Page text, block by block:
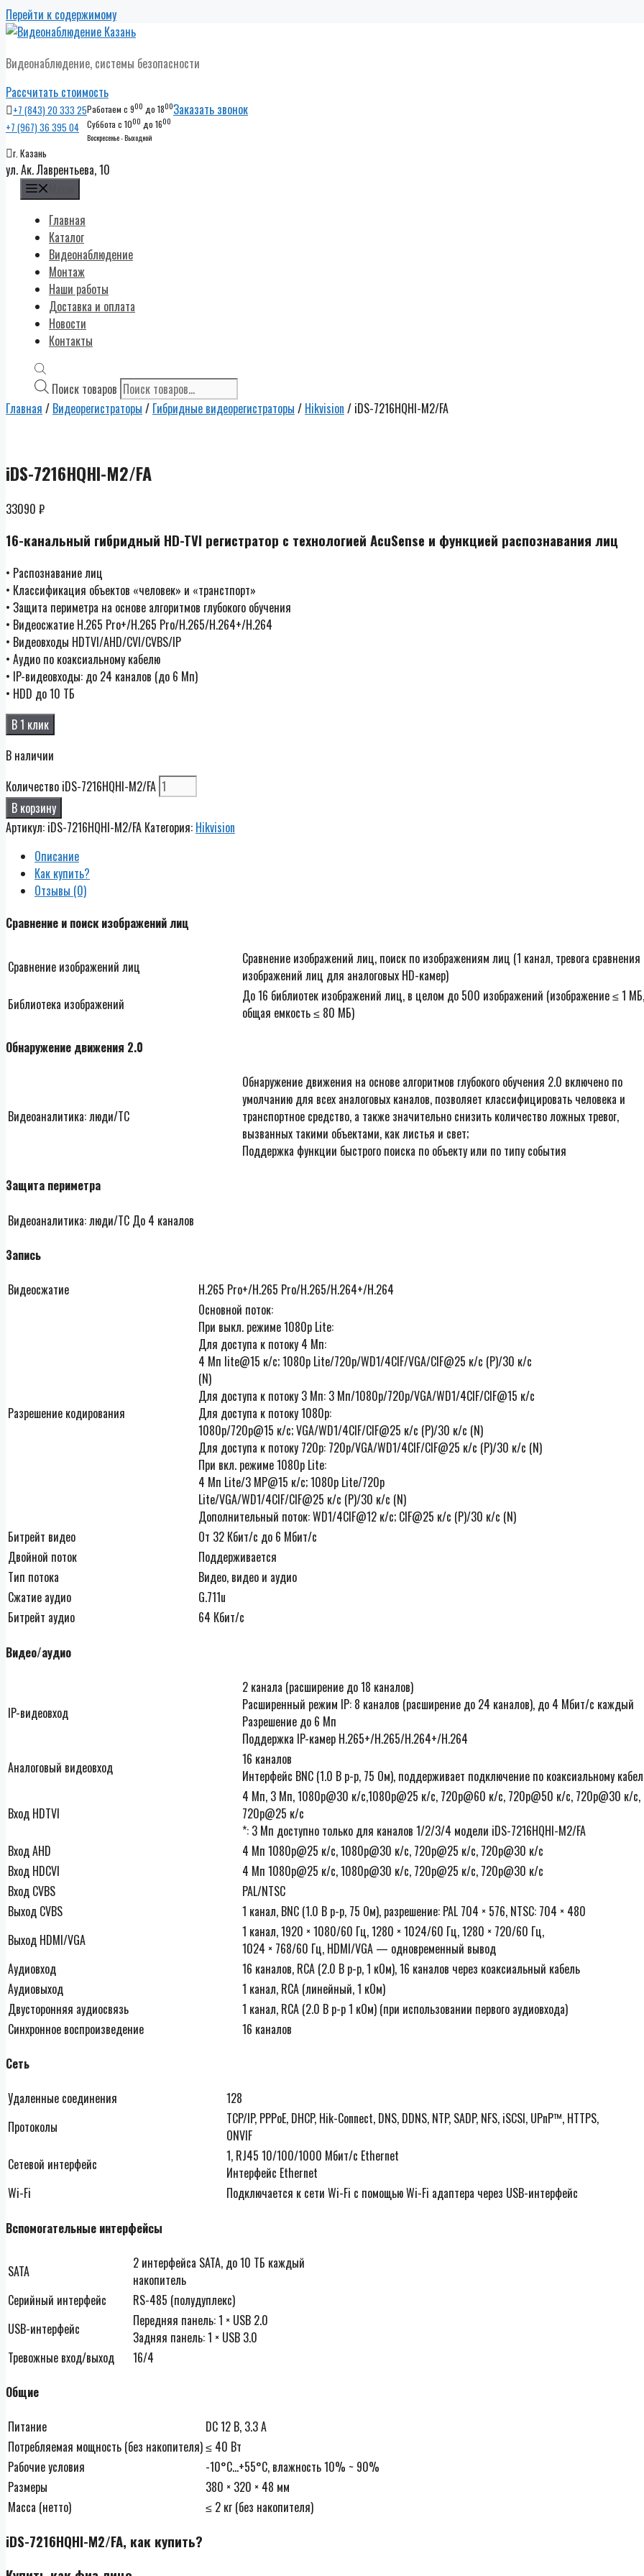
Перейти к содержимому
Видеонаблюдение, системы безопасности
Рассчитать стоимость
+7 (843) 20 333 25
+7 (967) 36 395 04
Работаем с 900 до 1800
Суббота с 1000 до 1600
Воскресенье - Выходной
Заказать звонок
г. Казань
ул. Ак. Лаврентьева, 10
Главная
Каталог
Видеонаблюдение
Монтаж
Наши работы
Доставка и оплата
Новости
Контакты
Поиск товаров
Главная / Видеорегистраторы / Гибридные видеорегистраторы / Hikvision / iDS-7216HQHI-M2/FA
iDS-7216HQHI-M2/FA
33090 ₽
16-канальный гибридный HD-TVI регистратор с технологией AcuSense и функцией распознавания лиц
• Распознавание лиц
• Классификация объектов «человек» и «транстпорт»
• Защита периметра на основе алгоритмов глубокого обучения
• Видеосжатие H.265 Pro+/H.265 Pro/H.265/H.264+/H.264
• Видеовходы HDTVI/AHD/CVI/CVBS/IP
• Аудио по коаксиальному кабелю
• IP-видеовходы: до 24 каналов (до 6 Мп)
• HDD до 10 TБ
В 1 клик
В наличии
Количество iDS-7216HQHI-M2/FA
В корзину
Артикул: iDS-7216HQHI-M2/FA Категория: Hikvision
Описание
Как купить?
Отзывы (0)
Сравнение и поиск изображений лиц
Cравнение изображений лиц
Сравнение изображений лиц, поиск по изображениям лиц (1 канал, тревога сравнения
изображений лиц для аналоговых HD-камер)
Библиотека изображений
До 16 библиотек изображений лиц, в целом до 500 изображений (изображение ≤ 1 MБ,
общая емкость ≤ 80 МБ)
Обнаружение движения 2.0
Видеоаналитика: люди/ТС
Обнаружение движения на основе алгоритмов глубокого обучения 2.0 включено по
умолчанию для всех аналоговых каналов, позволяет классифицировать человека и
транспортное средство, а также значительно снизить количество ложных тревог,
вызванных такими объектами, как листья и свет;
Поддержка функции быстрого поиска по объекту или по типу события
Защита периметра
Видеоаналитика: люди/ТС До 4 каналов
Запись
Видеосжатие H.265 Pro+/H.265 Pro/H.265/H.264+/H.264
Разрешение кодирования
Основной поток:
При выкл. режиме 1080p Lite:
Для доступа к потоку 4 Мп:
4 Мп lite@15 к/с; 1080p Lite/720p/WD1/4CIF/VGA/CIF@25 к/с (P)/30 к/с
(N)
Для доступа к потоку 3 Мп: 3 Мп/1080p/720p/VGA/WD1/4CIF/CIF@15 к/с
Для доступа к потоку 1080p:
1080p/720p@15 к/с; VGA/WD1/4CIF/CIF@25 к/с (P)/30 к/с (N)
Для доступа к потоку 720p: 720p/VGA/WD1/4CIF/CIF@25 к/с (P)/30 к/с (N)
При вкл. режиме 1080p Lite:
4 Мп Lite/3 MP@15 к/с; 1080p Lite/720p
Lite/VGA/WD1/4CIF/CIF@25 к/с (P)/30 к/с (N)
Дополнительный поток: WD1/4CIF@12 к/с; CIF@25 к/с (P)/30 к/с (N)
Битрейт видео
От 32 Кбит/с до 6 Мбит/с
Двойной поток
Поддерживается
Тип потока
Видео, видео и аудио
Сжатие аудио
G.711u
Битрейт аудио
64 Кбит/с
Видео/аудио
IP-видеовход
2 канала (расширение до 18 каналов)
Расширенный режим IP: 8 каналов (расширение до 24 каналов), до 4 Мбит/с каждый
Разрешение до 6 Mп
Поддержка IP-камер H.265+/H.265/H.264+/H.264
Аналоговый видеовход
16 каналов
Интерфейс BNC (1.0 В p-p, 75 Ом), поддерживает подключение по коаксиальному
Вход HDTVI
4 Мп, 3 Мп, 1080p@30 к/с,1080p@25 к/с, 720p@60 к/с, 720p@50 к/с, 720p@30 к/с,
720p@25 к/с
*: 3 Мп доступно только для каналов 1/2/3/4 модели iDS-7216HQHI-M2/FA
Вход AHD
4 Мп 1080p@25 к/с, 1080p@30 к/с, 720p@25 к/с, 720p@30 к/с
Вход HDCVI
4 Мп 1080p@25 к/с, 1080p@30 к/с, 720p@25 к/с, 720p@30 к/с
Вход CVBS
PAL/NTSC
Выход CVBS
1 канал, BNC (1.0 В p-p, 75 Ом), разрешение: PAL 704 × 576, NTSC: 704 × 480
Выход HDMI/VGA
1 канал, 1920 × 1080/60 Гц, 1280 × 1024/60 Гц, 1280 × 720/60 Гц,
1024 × 768/60 Гц, HDMI/VGA — одновременный вывод
Аудиовход
16 каналов, RCA (2.0 В p-p, 1 кОм), 16 каналов через коаксиальный кабель
Аудиовыход
1 канал, RCA (линейный, 1 кОм)
Двусторонняя аудиосвязь
1 канал, RCA (2.0 В p-p 1 кОм) (при использовании первого аудиовхода)
Синхронное воспроизведение
16 каналов
Сеть
Удаленные соединения
128
Протоколы
TCP/IP, PPPoE, DHCP, Hik-Connect, DNS, DDNS, NTP, SADP, NFS, iSCSI, UPnP™, HTTPS,
ONVIF
Сетевой интерфейс
1, RJ45 10/100/1000 Мбит/с Ethernet
Интерфейс Ethernet
Wi-Fi
Подключается к сети Wi-Fi с помощью Wi-Fi адаптера через USB-интерфейс
Вспомогательные интерфейсы
SATA
2 интерфейса SATA, до 10 TБ каждый
накопитель
Серийный интерфейс
RS-485 (полудуплекс)
USB-интерфейс
Передняя панель: 1 × USB 2.0
Задняя панель: 1 × USB 3.0
Тревожные вход/выход
16/4
Общие
Питание
DC 12 В, 3.3 A
Потребляемая мощность (без накопителя)≤ 40 Вт
Рабочие условия
-10°C…+55°C, влажность 10% ~ 90%
Размеры
380 × 320 × 48 мм
Масса (нетто)
≤ 2 кг (без накопителя)
iDS-7216HQHI-M2/FA, как купить?